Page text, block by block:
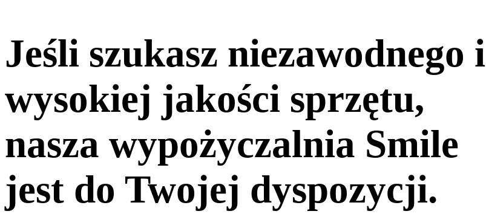
Jeśli szukasz niezawodnego i
wysokiej jakości sprzętu,
nasza wypożyczalnia Smile
jest do Twojej dyspozycji.